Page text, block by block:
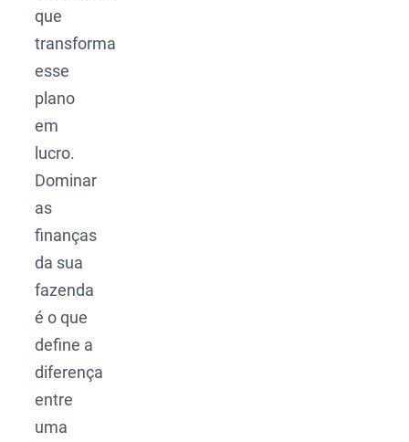
que
transforma
esse
plano
em
lucro.
Dominar
as
finanças
da sua
fazenda
é o que
define a
diferença
entre
uma